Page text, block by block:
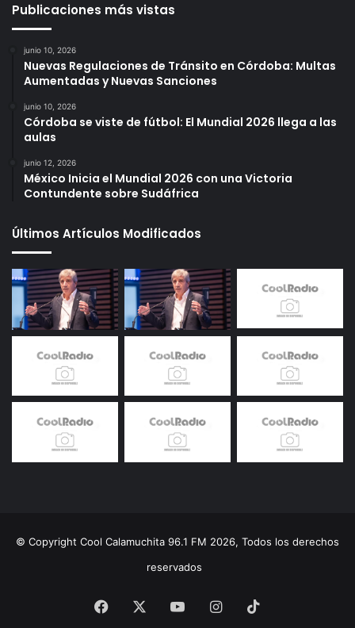
Publicaciones más vistas
junio 10, 2026
Nuevas Regulaciones de Tránsito en Córdoba: Multas
Aumentadas y Nuevas Sanciones
junio 10, 2026
Córdoba se viste de fútbol: El Mundial 2026 llega a las
aulas
junio 12, 2026
México Inicia el Mundial 2026 con una Victoria
Contundente sobre Sudáfrica
Últimos Artículos Modificados
© Copyright Cool Calamuchita 96.1 FM 2026, Todos los derechos
reservados
Facebook YouTubeInstagram